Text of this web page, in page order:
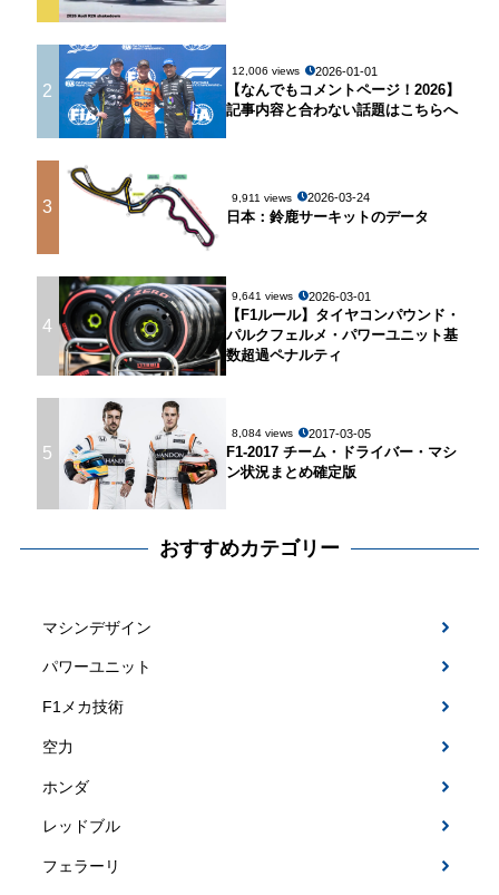
2
12,006 views 2026-01-01
【なんでもコメントページ！2026】
記事内容と合わない話題はこちらへ
3 9,911 views 2026-03-24
日本：鈴鹿サーキットのデータ
4
9,641 views 2026-03-01
【F1ルール】タイヤコンパウンド・
パルクフェルメ・パワーユニット基
数超過ペナルティ
5
8,084 views 2017-03-05
F1-2017 チーム・ドライバー・マシ
ン状況まとめ確定版
おすすめカテゴリー
マシンデザイン
パワーユニット
F1メカ技術
空力
ホンダ
レッドブル
フェラーリ